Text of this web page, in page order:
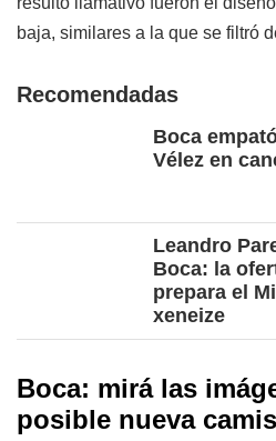
baja, similares a la que se filtró
Recomendadas
Boca
Vélez en
Leandro
Boca: la
prepara el
xeneize
Boca: mirá las
posible nueva